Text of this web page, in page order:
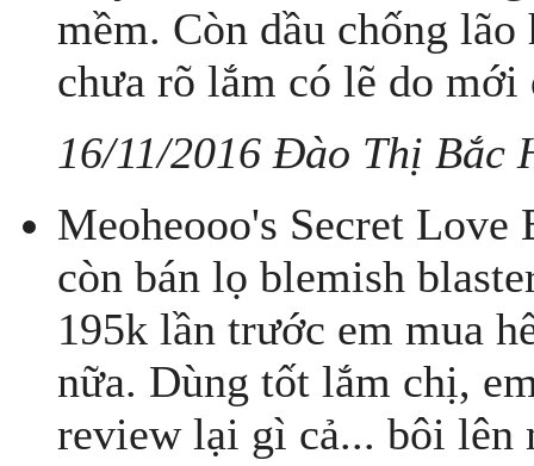
mềm. Còn dầu chống
chưa rõ lắm có lẽ do mới
16/11/2016 Đào Thị Bắc
Meoheooo's Secret
còn bán lọ blemish
195k lần trước em mua
nữa. Dùng tốt lắm chị,
review lại gì cả... bôi lên